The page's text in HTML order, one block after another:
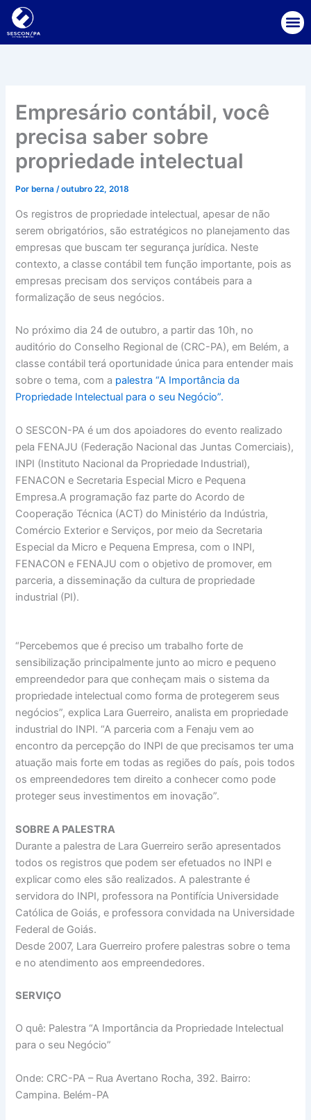
para
Empresário contábil, você
precisa saber sobre
propriedade intelectual
Por berna/outubro 22, 2018
Os registros de propriedade intelectual, apesar de não
serem obrigatórios, são estratégicos no planejamento das
empresas que buscam ter segurança jurídica. Neste
contexto, a classe contábil tem função importante, pois as
empresas precisam dos serviços contábeis para a
formalização de seus negócios.
No próximo dia 24 de outubro, a partir das 10h, no
auditório do Conselho Regional de (CRC-PA), em Belém, a
classe contábil terá oportunidade única para entender mais
sobre o tema, com a palestra “A Importância da
Propriedade Intelectual para o seu Negócio”.
O SESCON-PA é um dos apoiadores do evento realizado
pela FENAJU (Federação Nacional das Juntas Comerciais),
INPI (Instituto Nacional da Propriedade Industrial),
FENACON e Secretaria Especial Micro e Pequena
Empresa.A programação faz parte do Acordo de
Cooperação Técnica (ACT) do Ministério da Indústria,
Comércio Exterior e Serviços, por meio da Secretaria
Especial da Micro e Pequena Empresa, com o INPI,
FENACON e FENAJU com o objetivo de promover, em
parceria, a disseminação da cultura de propriedade
industrial (PI).
“Percebemos que é preciso um trabalho forte de
sensibilização principalmente junto ao micro e pequeno
empreendedor para que conheçam mais o sistema da
propriedade intelectual como forma de protegerem seus
negócios”, explica Lara Guerreiro, analista em propriedade
industrial do INPI. “A parceria com a Fenaju vem ao
encontro da percepção do INPI de que precisamos ter uma
atuação mais forte em todas as regiões do país, pois todos
os empreendedores tem direito a conhecer como pode
proteger seus investimentos em inovação”.
SOBRE A PALESTRA
Durante a palestra de Lara Guerreiro serão apresentados
todos os registros que podem ser efetuados no INPI e
explicar como eles são realizados. A palestrante é
servidora do INPI, professora na Pontifícia Universidade
Católica de Goiás, e professora convidada na Universidade
Federal de Goiás.
Desde 2007, Lara Guerreiro profere palestras sobre o tema
e no atendimento aos empreendedores.
SERVIÇO
O quê: Palestra “A Importância da Propriedade Intelectual
para o seu Negócio”
Onde: CRC-PA – Rua Avertano Rocha, 392. Bairro:
Campina. Belém-PA